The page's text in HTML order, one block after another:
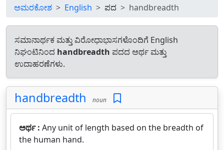
ಅಮರಕೋಶ English ಪದ handbreadth
ಸಮಾನಾರ್ಥಕ ಮತ್ತು ವಿರೋಧಾಭಾಸಗಳೊಂದಿಗೆ English
ನಿಘಂಟಿನಿಂದ handbreadth ಪದದ ಅರ್ಥ ಮತ್ತು
ಉದಾಹರಣೆಗಳು.
handbreadth noun
ಅರ್ಥ : Any unit of length based on the breadth of
the human hand.